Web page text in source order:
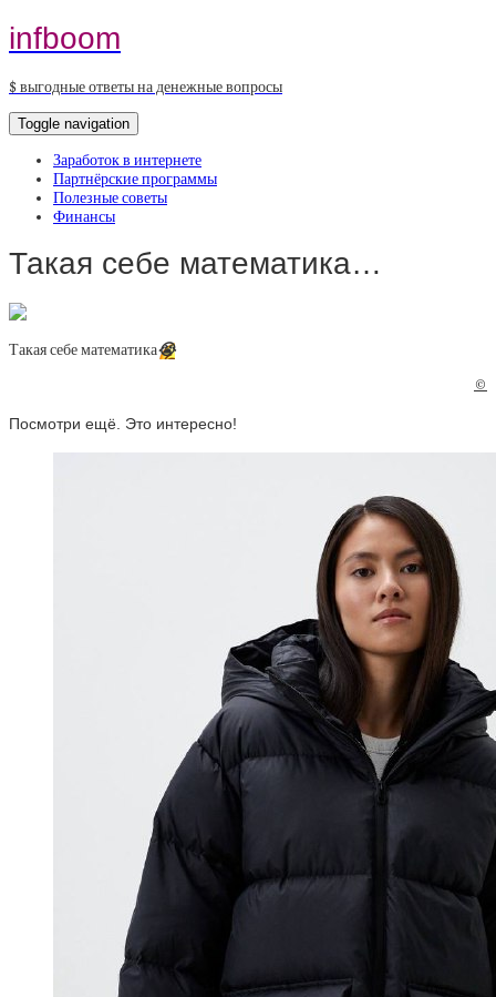
infboom
$ выгодные ответы на денежные вопросы
Toggle navigation
Заработок в интернете
Партнёрские программы
Полезные советы
Финансы
Такая себе математика…
Такая себе математика😭
©
Посмотри ещё. Это интересно!